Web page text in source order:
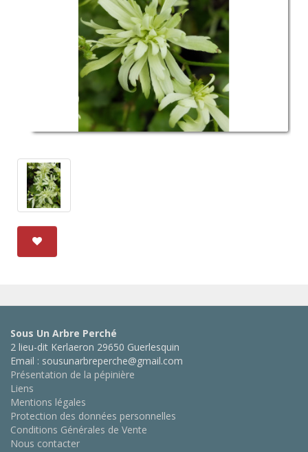
Sous Un Arbre Perché
2 lieu-dit Kerlaeron 29650 Guerlesquin
Email : sousunarbreperche@gmail.com
Présentation de la pépinière
Liens
Mentions légales
Protection des données personnelles
Conditions Générales de Vente
Nous contacter